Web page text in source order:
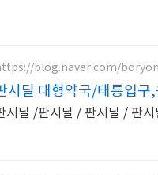
blog.naver.com/
시딜 대형약국/태릉입구,
시딜 /판시딜 / 판시딜 / 판시